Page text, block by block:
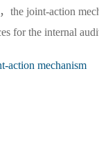
joint-action
for the internal
action mechanism